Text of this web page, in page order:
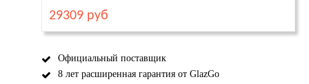
29309 руб
Официальный поставщик
8 лет расширенная гарантия от GlazGo